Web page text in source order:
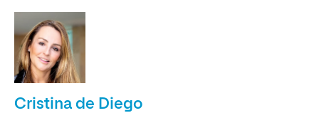
Cristina de Diego